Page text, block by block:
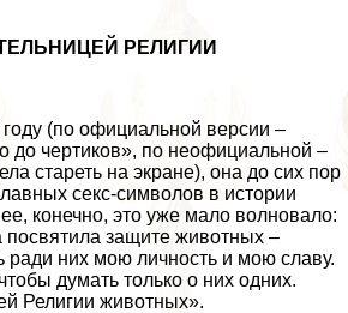
РЕЛИГИИ
(по официальной версии –
до чертиков», по неофициальной –
стареть на экране), она до сих пор
ceкc-символов в истории
конечно, это уже мало волновало:
защите животных –
ради них мою личность и мою славу.
думать только о них одних.
Религии животных».